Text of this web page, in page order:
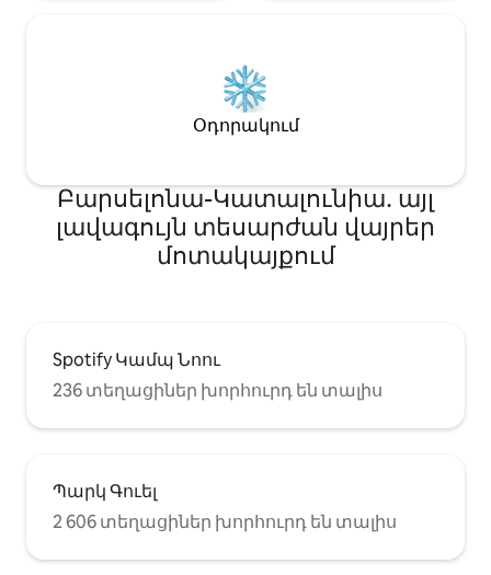
Օդորակում
Բարսելոնա-Կատալունիա․ այլ
լավագույն տեսարժան վայրեր
մոտակայքում
Spotify Կամպ Նոու
236 տեղացիներ խորհուրդ են տալիս
Պարկ Գուել
2 606 տեղացիներ խորհուրդ են տալիս